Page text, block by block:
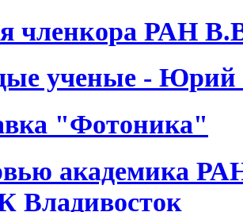
членкора РАН
ученые - Юрий
"Фотоника"
академика
Владивосток